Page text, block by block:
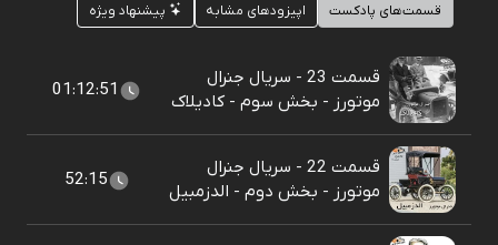
قسمت‌های پادکست اپیزودهای مشابه پیشنهاد ویژه
قسمت 23 - سریال جنرال
موتورز - بخش سوم - کادیلاک
01:12:51
قسمت 22 - سریال جنرال
موتورز - بخش دوم - الدزمبیل
52:15